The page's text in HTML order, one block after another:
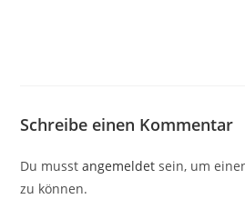
Schreibe einen Kommentar
Du musstangemeldet sein, um
zu können.